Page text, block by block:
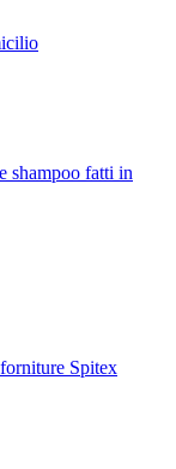
shampoo fatti in
Spitex